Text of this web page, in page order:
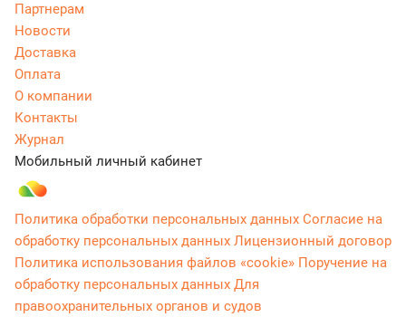
Партнерам
Новости
Доставка
Оплата
О компании
Контакты
Журнал
Мобильный личный кабинет
Политика обработки персональных данных Согласие на
обработку персональных данных Лицензионный договор
Политика использования файлов «cookie» Поручение на
обработку персональных данных Для
правоохранительных органов и судов